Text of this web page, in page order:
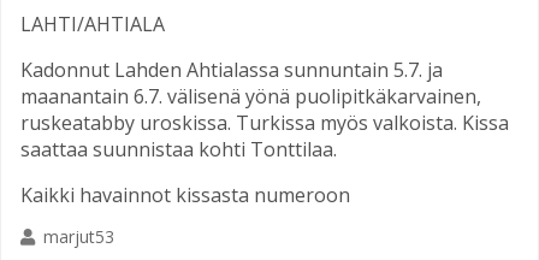
LAHTI/AHTIALA
Kadonnut Lahden Ahtialassa sunnuntain 5.7. ja
maanantain 6.7. välisenä yönä puolipitkäkarvainen,
ruskeatabby uroskissa. Turkissa myös valkoista. Kissa
saattaa suunnistaa kohti Tonttilaa.
Kaikki havainnot kissasta numeroon
marjut53